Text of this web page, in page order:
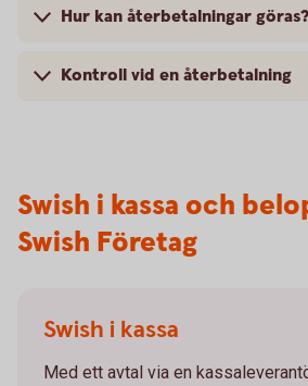
Hur kan återbetalningar göras?
Kontroll vid en återbetalning
Swish i kassa och
Swish Företag
Swish i kassa
Med ett avtal via en